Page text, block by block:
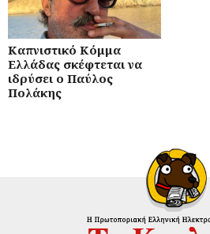
Καπνιστικό Κόμμα
Ελλάδας σκέφτεται να
ιδρύσει ο Παύλος
Πολάκης